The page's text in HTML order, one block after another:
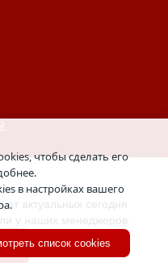
от актуальных сегодня
у наших менеджеров.
чтобы сделать его
в настройках вашего
список cookies